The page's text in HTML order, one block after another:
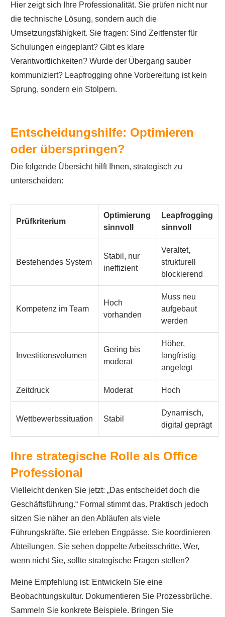
Hier zeigt sich Ihre Professionalität. Sie prüfen nicht nur
die technische Lösung, sondern auch die
Umsetzungsfähigkeit. Sie fragen: Sind Zeitfenster für
Schulungen eingeplant? Gibt es klare
Verantwortlichkeiten? Wurde der Übergang sauber
kommuniziert? Leapfrogging ohne Vorbereitung ist kein
Sprung, sondern ein Stolpern.
Entscheidungshilfe: Optimieren
oder überspringen?
Die folgende Übersicht hilft Ihnen, strategisch zu
unterscheiden:
Prüfkriterium
Optimierung
sinnvoll
Leapfrogging
sinnvoll
Bestehendes System
Stabil, nur
ineffizient
Veraltet,
strukturell
blockierend
Kompetenz im Team
Hoch
vorhanden
Muss neu
aufgebaut
werden
Investitionsvolumen
Gering bis
moderat
Höher,
langfristig
angelegt
Zeitdruck Moderat Hoch
Wettbewerbssituation Stabil
Dynamisch,
digital geprägt
Ihre strategische Rolle als Office
Professional
Vielleicht denken Sie jetzt: „Das entscheidet doch die
Geschäftsführung.“ Formal stimmt das. Praktisch jedoch
sitzen Sie näher an den Abläufen als viele
Führungskräfte. Sie erleben Engpässe. Sie koordinieren
Abteilungen. Sie sehen doppelte Arbeitsschritte. Wer,
wenn nicht Sie, sollte strategische Fragen stellen?
Meine Empfehlung ist: Entwickeln Sie eine
Beobachtungskultur. Dokumentieren Sie Prozessbrüche.
Sammeln Sie konkrete Beispiele. Bringen Sie